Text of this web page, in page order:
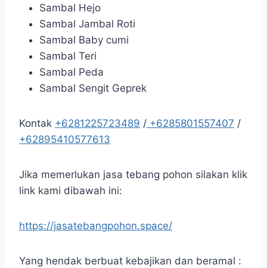
Sambal Hejo
Sambal Jambal Roti
Sambal Baby cumi
Sambal Teri
Sambal Peda
Sambal Sengit Geprek
Kontak +6281225723489 / +6285801557407 /
+62895410577613
Jika memerlukan jasa tebang pohon silakan klik
link kami dibawah ini:
https://jasatebangpohon.space/
Yang hendak berbuat kebajikan dan beramal :